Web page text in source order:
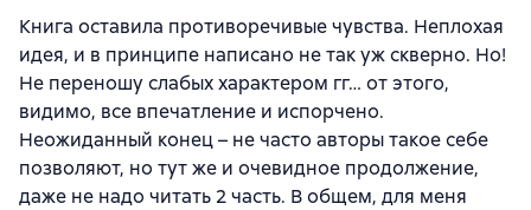
Книга оставила противоречивые чувства. Неплохая
идея, и в принципе написано не так уж скверно. Но!
Не переношу слабых характером гг… от этого,
видимо, все впечатление и испорчено.
Неожиданный конец – не часто авторы такое себе
позволяют, но тут же и очевидное продолжение,
даже не надо читать 2 часть. В общем, для меня